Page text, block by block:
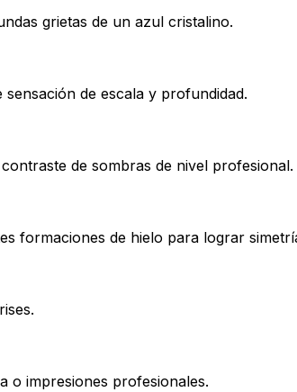
grietas de un azul cristalino.
de escala y profundidad.
de sombras de nivel profesional.
formaciones de hielo para lograr
o impresiones profesionales.